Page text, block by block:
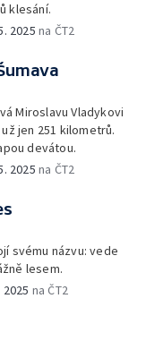
klesání.
2025 na ČT2
Miroslavu Vladykovi
jen 251 kilometrů.
devátou.
2025 na ČT2
svému názvu: vede
lesem.
2025 na ČT2